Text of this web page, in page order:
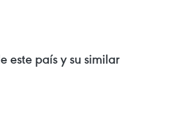
este país y su similar